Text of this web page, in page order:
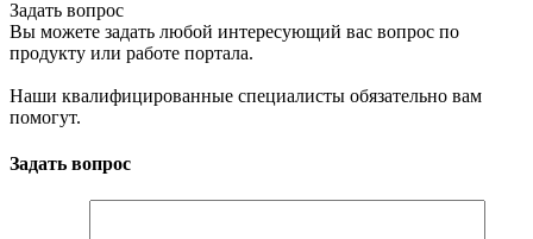
Задать вопрос
Вы можете задать любой интересующий вас вопрос по
продукту или работе портала.
Наши квалифицированные специалисты обязательно вам
помогут.
Задать вопрос